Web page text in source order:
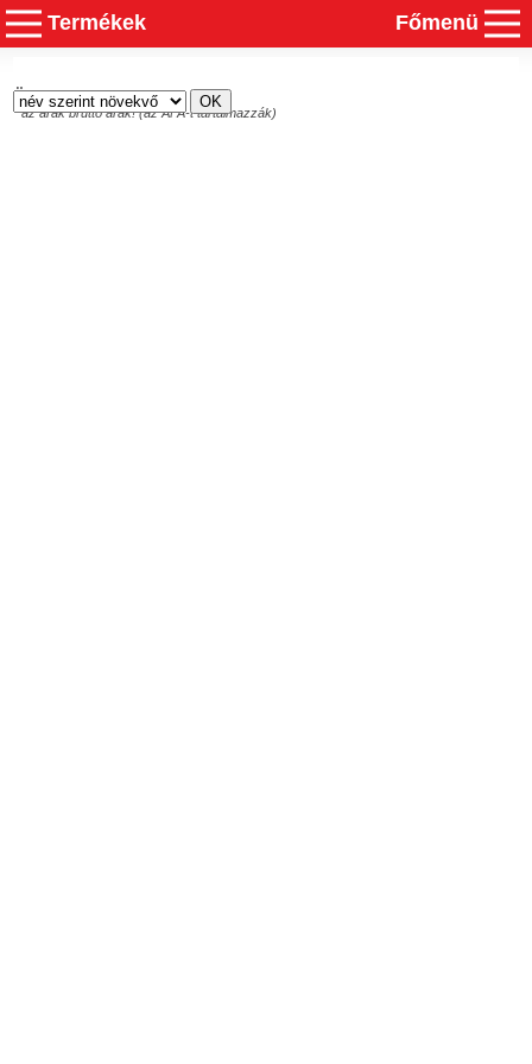
Termékek Főmenü
Összesen0termék
* az árak bruttó árak! (az ÁFA-t tartalmazzák)